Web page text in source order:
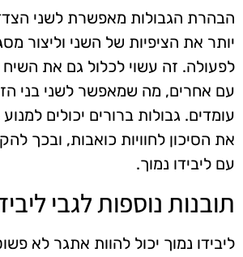
הבהרת הגבולות מאפשרת לשני
יותר את הציפיות של השני וליצור
לפעולה. זה עשוי לכלול גם את השיח
עם אחרים, מה שמאפשר לשני בני
עומדים. גבולות ברורים יכולים
את הסיכון לחוויות כואבות, ובכך
עם ליבידו נמוך.
תובנות נוספות לגבי
ליבידו נמוך יכול להוות אתגר לא